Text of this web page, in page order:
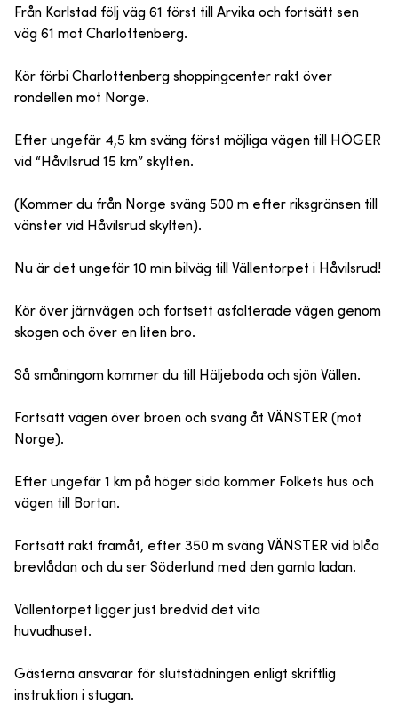
Från Karlstad följ väg 61 först till Arvika och fortsätt sen
väg 61 mot Charlottenberg.
Kör förbi Charlottenberg shoppingcenter rakt över
rondellen mot Norge.
Efter ungefär 4,5 km sväng först möjliga vägen till HÖGER
vid “Håvilsrud 15 km” skylten.
(Kommer du från Norge sväng 500 m efter riksgränsen till
vänster vid Håvilsrud skylten).
Nu är det ungefär 10 min bilväg till Vällentorpet i Håvilsrud!
Kör över järnvägen och fortsett asfalterade vägen genom
skogen och över en liten bro.
Så småningom kommer du till Häljeboda och sjön Vällen.
Fortsätt vägen över broen och sväng åt VÄNSTER (mot
Norge).
Efter ungefär 1 km på höger sida kommer Folkets hus och
vägen till Bortan.
Fortsätt rakt framåt, efter 350 m sväng VÄNSTER vid blåa
brevlådan och du ser Söderlund med den gamla ladan.
Vällentorpet ligger just bredvid det vita
huvudhuset.
Gästerna ansvarar för slutstädningen enligt skriftlig
instruktion i stugan.